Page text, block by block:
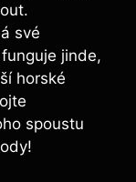
své
jinde,
horské
spoustu